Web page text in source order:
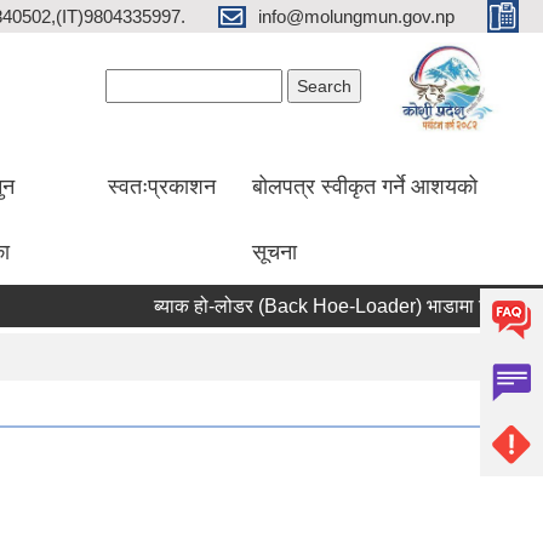
info@molungmun.gov.np
स्वतःप्रकाशन बोलपत्र स्वीकृत गर्ने आशयको
सूचना
ब्याक हो-लोडर (Back Hoe-Loader) भाडामा लिने सम्बन्धी